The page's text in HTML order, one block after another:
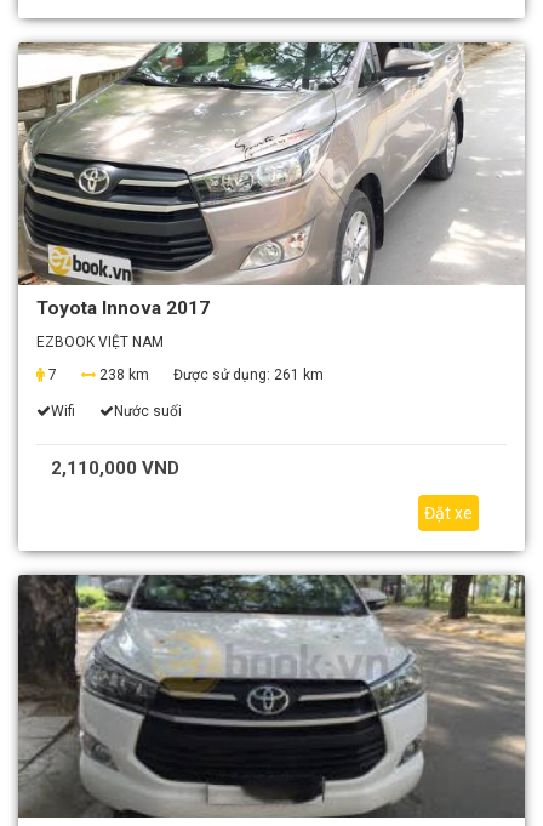
Toyota Innova 2017
EZBOOK VIỆT NAM
7
238 km Được sử dụng: 261 km
Wifi Nước suối
2,110,000 VND
Đặt xe